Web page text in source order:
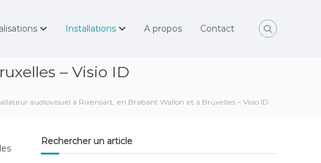
Installations A propos Contact
– Visio ID
audiovisuel à Rixensart, en Brabant Wallon et à Bruxelles – Visio ID
Rechercher un article